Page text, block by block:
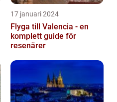
17 januari 2024
Flyga till Valencia - en
komplett guide för
resenärer